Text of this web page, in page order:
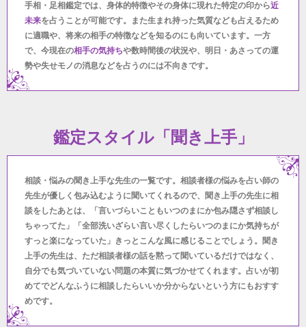
手相・足相鑑定では、身体的特徴やその身体に現れた特定の印から近
未来を占うことが可能です。また生まれ持った気質なども占えるため
に適職や、将来の相手の特徴などを知るのにも向いています。一方
で、今現在の相手の気持ちや数時間後の状況や、明日・あさっての運
勢や失せモノの消息などを占うのには不向きです。
鑑定スタイル「聞き上手」
相談・悩みの聞き上手な先生の一覧です。相談者様の悩みを占い師の
先生が優しく包み込むように聞いてくれるので、聞き上手の先生に相
談をしたあとは、「言いづらいこともいつのまにか包み隠さず相談し
ちゃってた」「全部洗いざらい言い尽くしたらいつのまにか気持ちが
すっと楽になっていた」きっとこんな風に感じることでしょう。聞き
上手の先生は、ただ相談者様の話を黙って聞いているだけではなく、
自分でも気づいていない問題の本質に気づかせてくれます。占いが初
めてでどんなふうに相談したらいいか分からないという方にもおすす
めです。